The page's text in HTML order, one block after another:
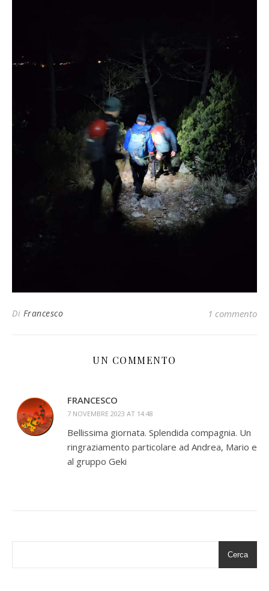
Di Francesco 1 commento
UN COMMENTO
FRANCESCO
7 NOVEMBRE 2023 AT 14:48
Bellissima giornata. Splendida compagnia. Un
ringraziamento particolare ad Andrea, Mario e
al gruppo Geki
Cerca